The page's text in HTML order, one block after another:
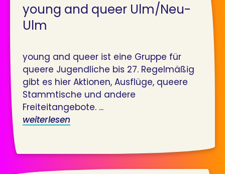
young and queer Ulm/Neu-
Ulm
young and queer ist eine Gruppe für
queere Jugendliche bis 27. Regelmäßig
gibt es hier Aktionen, Ausflüge, queere
Stammtische und andere
Freiteitangebote. ...
weiterlesen